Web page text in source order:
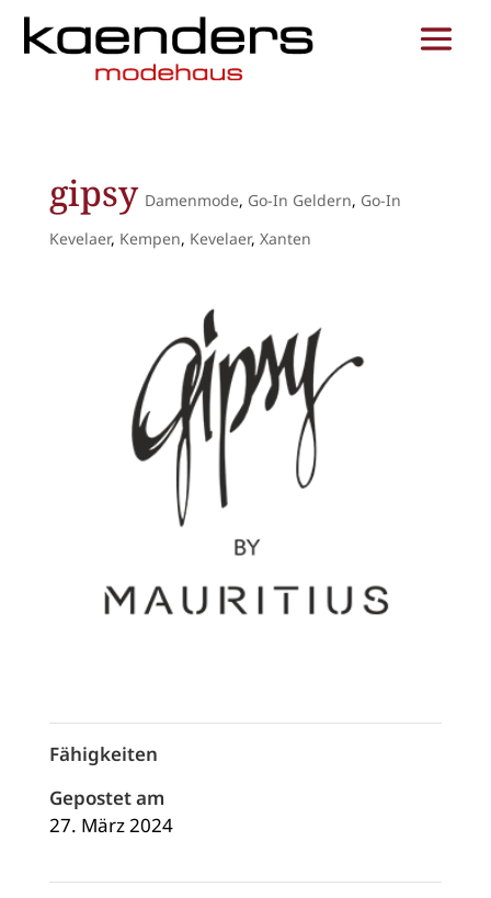
gipsy Damenmode, Go-In Geldern, Go-In
Kevelaer, Kempen, Kevelaer, Xanten
Fähigkeiten
Gepostet am
27. März 2024